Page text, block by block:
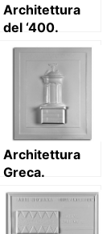
Architettura
del ‘400.
Santuario di
Fonte Colombo
(Rieti):
prospetto con
descrizione
Architettura
Greca.
Monumento a
Lisicrate:
prospetto